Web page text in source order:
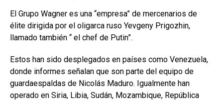
El Grupo Wagner es una “empresa” de mercenarios de
élite dirigida por el oligarca ruso Yevgeny Prigozhin,
llamado también “ el chef de Putin”.
Estos han sido desplegados en países como Venezuela,
donde informes señalan que son parte del equipo de
guardaespaldas de Nicolás Maduro. Igualmente han
operado en Siria, Libia, Sudán, Mozambique, República